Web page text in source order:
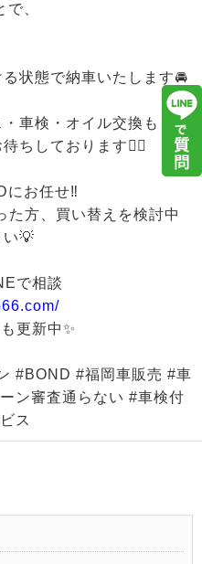
、
状態で納車いたします🚘
車検・オイル交換も
ちしております🙇‍♂️
にお任せ‼
た方、買い替えを検討中
💡
で相談
更新中✨
#BOND #福岡車販売 #車
ン審査通らない #車検付
ス